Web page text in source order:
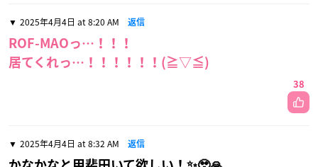
2025年4月4日 at 8:20 AM 返信
ROF-MAOっ…！！！
居てくれっ…！！！！！！(⁠≧⁠▽⁠≦⁠)
38
2025年4月4日 at 8:32 AM 返信